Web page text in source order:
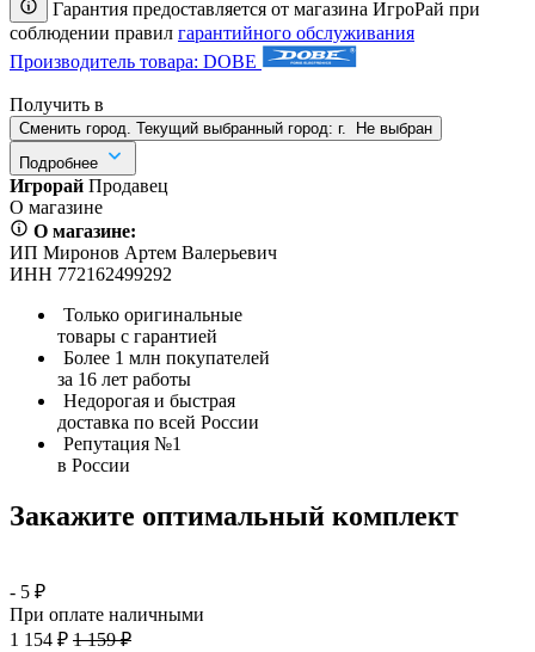
Гарантия предоставляется от магазина ИгроРай при
соблюдении правил гарантийного обслуживания
Производитель товара: DOBE
Получить в
Сменить город. Текущий выбранный город: г.
Не выбран
Подробнее
Игрорай Продавец
О магазине
О магазине:
ИП Миронов Артем Валерьевич
ИНН 772162499292
Только оригинальные
товары с гарантией
Более 1 млн покупателей
за 16 лет работы
Недорогая и быстрая
доставка по всей России
Репутация №1
в России
Закажите оптимальный комплект
- 5 ₽
При оплате наличными
1 154 ₽ 1 159 ₽